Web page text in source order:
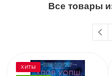
Все товары
ХИТЫ